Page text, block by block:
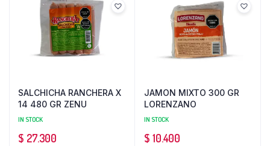
SALCHICHA RANCHERA X
14 480 GR ZENU
IN STOCK
$ 27.300
JAMON MIXTO 300 GR
LORENZANO
IN STOCK
$ 10.400